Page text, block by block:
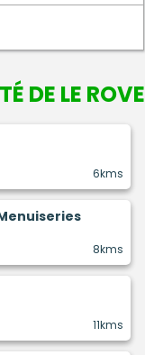
DE LE ROVE
6kms
8kms
11kms